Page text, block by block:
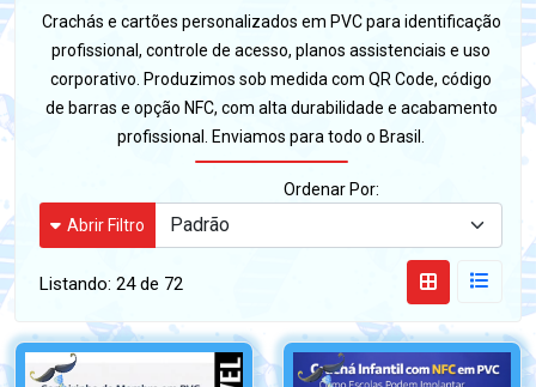
Crachás e cartões personalizados em PVC para identificação
profissional, controle de acesso, planos assistenciais e uso
corporativo. Produzimos sob medida com QR Code, código
de barras e opção NFC, com alta durabilidade e acabamento
profissional. Enviamos para todo o Brasil.
Ordenar Por:
Abrir Filtro
Listando: 24 de 72